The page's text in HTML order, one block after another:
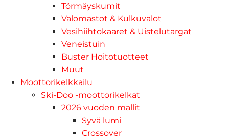
Törmäyskumit
Valomastot & Kulkuvalot
Vesihiihtokaaret & Uistelutargat
Veneistuin
Buster Hoitotuotteet
Muut
Moottorikelkkailu
Ski-Doo -moottorikelkat
2026 vuoden mallit
Syvä lumi
Crossover